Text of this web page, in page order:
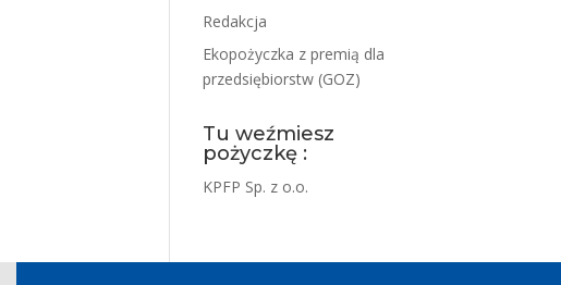
Redakcja
Ekopożyczka z premią dla
przedsiębiorstw (GOZ)
Tu weźmiesz
pożyczkę :
KPFP Sp. z o.o.